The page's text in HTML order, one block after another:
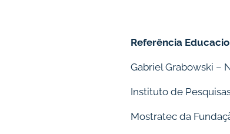
Referência
Gabriel Grabowski –
Instituto de
Mostratec da